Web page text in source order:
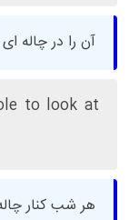
آن را در چاله
to look at
هر شب کنار